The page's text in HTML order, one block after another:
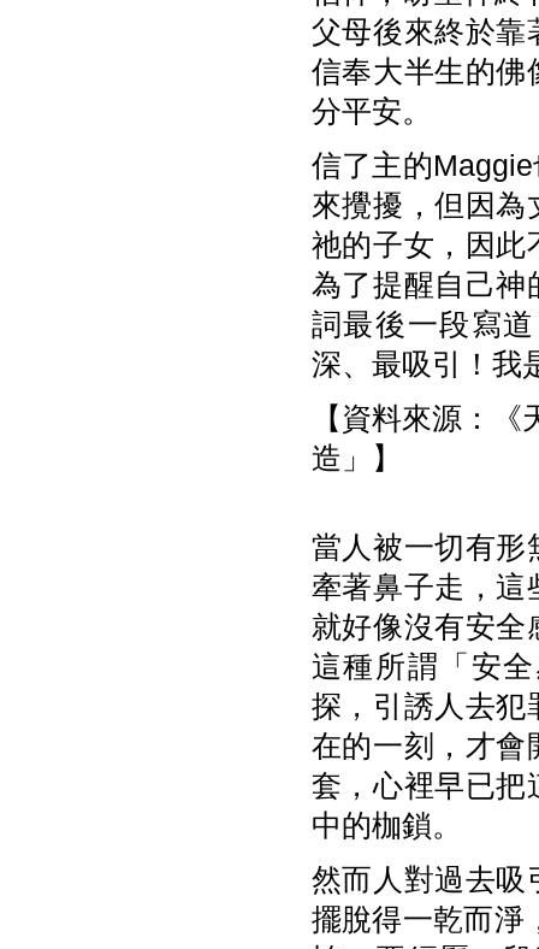
父母後來終於靠
信奉大半生的佛
分平安。
信了主的
來攪擾，但因為
祂的子女，因此
為了提醒自己神
詞最後一段寫
深、最吸引！我
【資料來源：
造」】
當人被一切有形
牽著鼻子走，這
就好像沒有安
這種所謂「安
探，引誘人去犯
在的一刻，才會
套，心裡早已把
中的枷鎖。
然而人對過去吸
擺脫得一乾而淨